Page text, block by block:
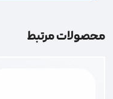
محصولات مرتبط